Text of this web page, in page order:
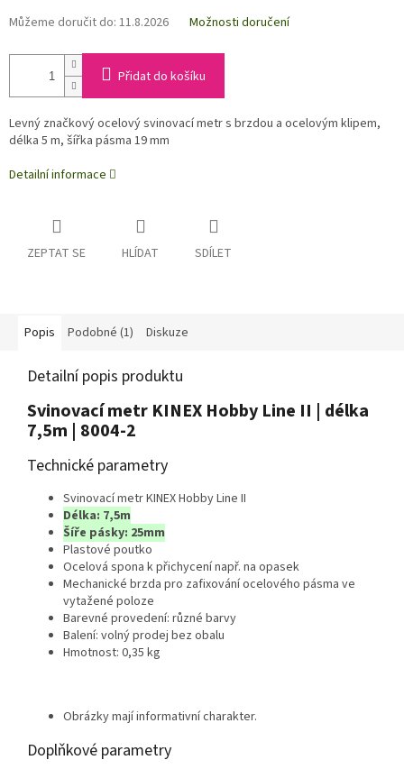
Můžeme doručit do: 11.8.2026 Možnosti doručení
Přidat do košíku
Levný značkový ocelový svinovací metr s brzdou a ocelovým klipem,
délka 5 m, šířka pásma 19 mm
Detailní informace
ZEPTAT SE HLÍDAT SDÍLET
Popis Podobné (1) Diskuze
Detailní popis produktu
Svinovací metr KINEX Hobby Line II | délka
7,5m | 8004-2
Technické parametry
Svinovací metr KINEX Hobby Line II
Délka: 7,5m
Šíře pásky: 25mm
Plastové poutko
Ocelová spona k přichycení např. na opasek
Mechanické brzda pro zafixování ocelového pásma ve
vytažené poloze
Barevné provedení: různé barvy
Balení: volný prodej bez obalu
Hmotnost: 0,35 kg
Obrázky mají informativní charakter.
Doplňkové parametry